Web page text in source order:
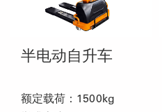
半电动自升车
额定载荷：1500kg